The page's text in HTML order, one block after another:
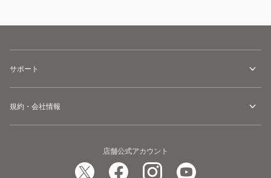
サポート
規約・会社情報
店舗公式アカウント